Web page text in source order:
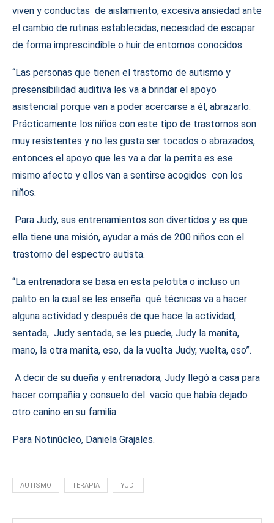
viven y conductas de aislamiento, excesiva ansiedad ante
el cambio de rutinas establecidas, necesidad de escapar
de forma imprescindible o huir de entornos conocidos.
“Las personas que tienen el trastorno de autismo y
presensibilidad auditiva les va a brindar el apoyo
asistencial porque van a poder acercarse a él, abrazarlo.
Prácticamente los niños con este tipo de trastornos son
muy resistentes y no les gusta ser tocados o abrazados,
entonces el apoyo que les va a dar la perrita es ese
mismo afecto y ellos van a sentirse acogidos con los
niños.
Para Judy, sus entrenamientos son divertidos y es que
ella tiene una misión, ayudar a más de 200 niños con el
trastorno del espectro autista.
“La entrenadora se basa en esta pelotita o incluso un
palito en la cual se les enseña qué técnicas va a hacer
alguna actividad y después de que hace la actividad,
sentada, Judy sentada, se les puede, Judy la manita,
mano, la otra manita, eso, da la vuelta Judy, vuelta, eso”.
A decir de su dueña y entrenadora, Judy llegó a casa para
hacer compañía y consuelo del vacío que había dejado
otro canino en su familia.
Para Notinúcleo, Daniela Grajales.
AUTISMO TERAPIA YUDI